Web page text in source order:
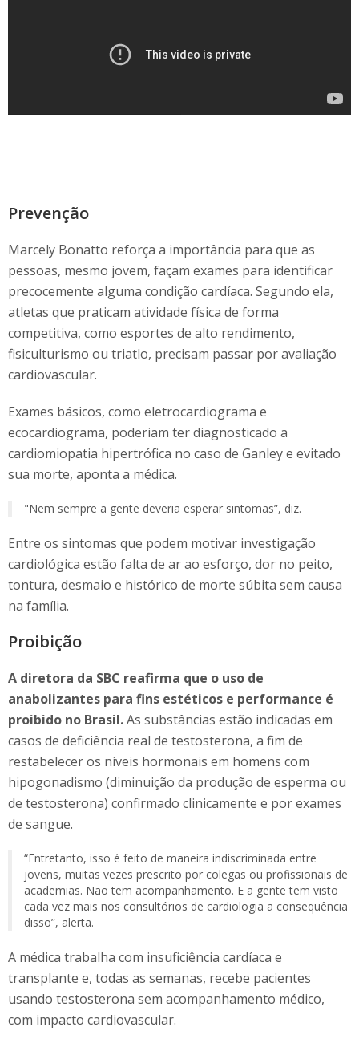
Prevenção
Marcely Bonatto reforça a importância para que as
pessoas, mesmo jovem, façam exames para identificar
precocemente alguma condição cardíaca. Segundo ela,
atletas que praticam atividade física de forma
competitiva, como esportes de alto rendimento,
fisiculturismo ou triatlo, precisam passar por avaliação
cardiovascular.
Exames básicos, como eletrocardiograma e
ecocardiograma, poderiam ter diagnosticado a
cardiomiopatia hipertrófica no caso de Ganley e evitado
sua morte, aponta a médica.
"Nem sempre a gente deveria esperar sintomas”, diz.
Entre os sintomas que podem motivar investigação
cardiológica estão falta de ar ao esforço, dor no peito,
tontura, desmaio e histórico de morte súbita sem causa
na família.
Proibição
A diretora da SBC reafirma que o uso de
anabolizantes para fins estéticos e performance é
proibido no Brasil.As substâncias estão indicadas em
casos de deficiência real de testosterona, a fim de
restabelecer os níveis hormonais em homens com
hipogonadismo (diminuição da produção de esperma ou
de testosterona) confirmado clinicamente e por exames
de sangue.
“Entretanto, isso é feito de maneira indiscriminada entre
jovens, muitas vezes prescrito por colegas ou profissionais de
academias. Não tem acompanhamento. E a gente tem visto
cada vez mais nos consultórios de cardiologia a consequência
disso”, alerta.
A médica trabalha com insuficiência cardíaca e
transplante e, todas as semanas, recebe pacientes
usando testosterona sem acompanhamento médico,
com impacto cardiovascular.